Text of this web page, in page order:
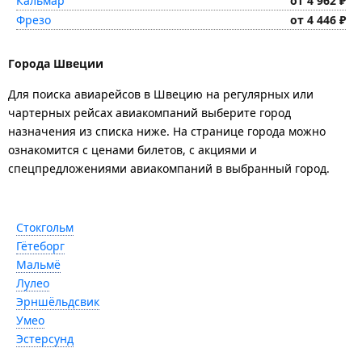
Фрезо
от 4 446 ₽
Города Швеции
Для поиска авиарейсов в Швецию на регулярных или
чартерных рейсах авиакомпаний выберите город
назначения из списка ниже. На странице города можно
ознакомится с ценами билетов, с акциями и
спецпредложениями авиакомпаний в выбранный город.
Стокгольм
Гётеборг
Мальмё
Лулео
Эрншёльдсвик
Умео
Эстерсунд